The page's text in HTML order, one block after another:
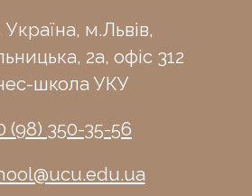
Україна, м.Львів,
2а, офіс 312
школа УКУ
(98) 350-35-56